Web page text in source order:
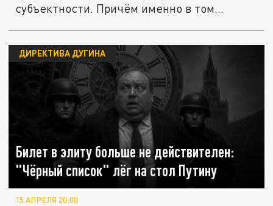
субъектности. Причём именно в том
Билет в элиту больше не действителен:
"Чёрный список" лёг на стол Путину
ДИРЕКТИВА ДУГИНА
15 АПРЕЛЯ 20:00